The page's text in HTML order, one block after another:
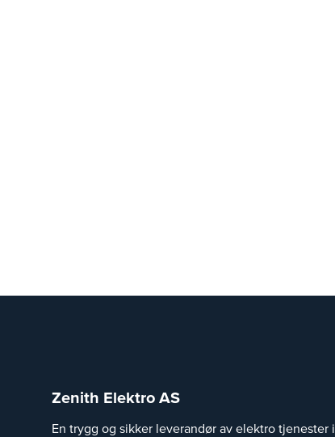
Zenith Elektro AS
En trygg og sikker leverandør av elektro tjenester i